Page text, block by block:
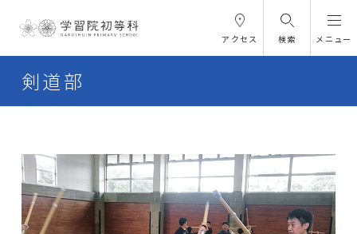
アクセス 検索 メニュー
剣道部